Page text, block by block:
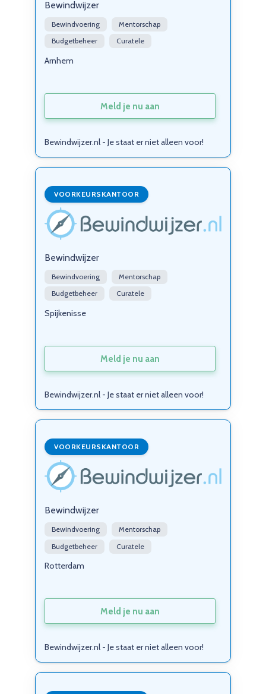
Bewindwijzer
Bewindvoering
Mentorschap
Budgetbeheer
Curatele
Arnhem
Meld je nu aan
Bewindwijzer.nl - Je staat er niet alleen voor!
VOORKEURSKANTOOR
Bewindwijzer
Bewindvoering
Mentorschap
Budgetbeheer
Curatele
Spijkenisse
Meld je nu aan
Bewindwijzer.nl - Je staat er niet alleen voor!
VOORKEURSKANTOOR
Bewindwijzer
Bewindvoering
Mentorschap
Budgetbeheer
Curatele
Rotterdam
Meld je nu aan
Bewindwijzer.nl - Je staat er niet alleen voor!